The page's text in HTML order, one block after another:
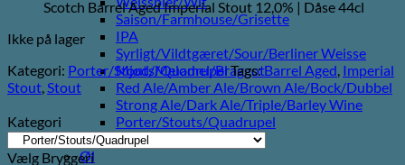
Saison/Farmhouse/Grisette
IPA
Syrligt/Vildtgæret/Sour/Berliner Weisse
Mjød/Melomel/Braggot
Red Ale/Amber Ale/Brown Ale/Bock/Dubbel
Strong Ale/Dark Ale/Triple/Barley Wine
Porter/Stouts/Quadrupel
Røgøl
Øl
Scotch Barrel Aged Imperial Stout 12,0% | Dåse 44cl
Ikke på lager
Kategori: Porter/Stouts/QuadrupelTags:Barrel Aged, Imperial
Stout,Stout
Kategori
Vælg Bryggeri